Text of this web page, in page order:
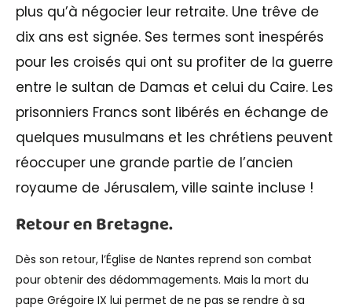
plus qu’à négocier leur retraite. Une trêve de
dix ans est signée. Ses termes sont inespérés
pour les croisés qui ont su profiter de la guerre
entre le sultan de Damas et celui du Caire. Les
prisonniers Francs sont libérés en échange de
quelques musulmans et les chrétiens peuvent
réoccuper une grande partie de l’ancien
royaume de Jérusalem, ville sainte incluse !
Retour en Bretagne.
Dès son retour, l’Église de Nantes reprend son combat
pour obtenir des dédommagements. Mais la mort du
pape Grégoire IX lui permet de ne pas se rendre à sa